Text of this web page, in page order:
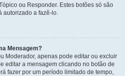
ou Responder. Estes botões só são
autorizado a fazê-lo.
Mensagem?
Moderador, apenas pode editar ou excluir
editar a mensagem clicando no botão de
fazer por um período limitado de tempo,